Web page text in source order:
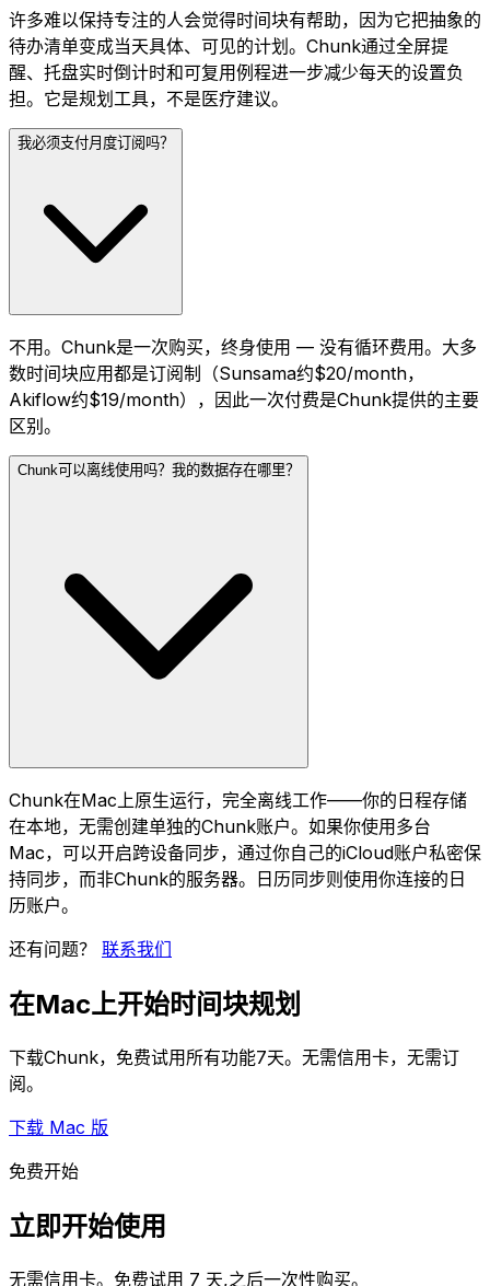
许多难以保持专注的人会觉得时间块有帮助，因为它把抽象的
待办清单变成当天具体、可见的计划。Chunk通过全屏提
醒、托盘实时倒计时和可复用例程进一步减少每天的设置负
担。它是规划工具，不是医疗建议。
我必须支付月度订阅吗？
不用。Chunk是一次购买，终身使用 — 没有循环费用。大多
数时间块应用都是订阅制（Sunsama约$20/month，
Akiflow约$19/month），因此一次付费是Chunk提供的主要
区别。
Chunk可以离线使用吗？我的数据存在哪里？
Chunk在Mac上原生运行，完全离线工作——你的日程存储
在本地，无需创建单独的Chunk账户。如果你使用多台
Mac，可以开启跨设备同步，通过你自己的iCloud账户私密保
持同步，而非Chunk的服务器。日历同步则使用你连接的日
历账户。
还有问题？ 联系我们
在Mac上开始时间块规划
下载Chunk，免费试用所有功能7天。无需信用卡，无需订
阅。
下载 Mac 版
免费开始
立即开始使用
无需信用卡。免费试用 7 天,之后一次性购买。